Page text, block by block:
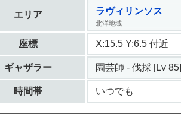
エリア ラヴィリンソス
北洋地域
座標 X:15.5 Y:6.5 付近
ギャザラー 園芸師 - 伐採 [Lv 85]
時間帯 いつでも